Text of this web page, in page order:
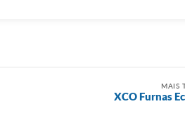
MAIS
XCO Furnas